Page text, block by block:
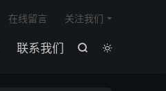


联系我们
在线留言 关注我们